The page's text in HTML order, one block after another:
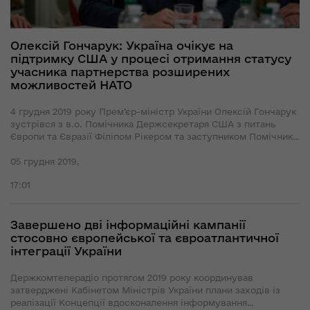
Олексій Гончарук: Україна очікує на
підтримку США у процесі отримання статусу
учасника партнерства розширених
можливостей НАТО
4 грудня 2019 року Прем’єр-міністр України Олексій Гончарук
зустрівся з в.о. Помічника Держсекретаря США з питань
Європи та Євразії Філіпом Рікером та заступником Помічника
сторони обговорили наступні питання.
05 грудня 2019,
17:01
Завершено дві інформаційні кампанії
стосовно європейської та євроатлантичної
інтеграції України
Держкомтелерадіо протягом 2019 року координував
затверджені Кабінетом Міністрів України плани заходів із
реалізації Концепції вдосконалення інформування